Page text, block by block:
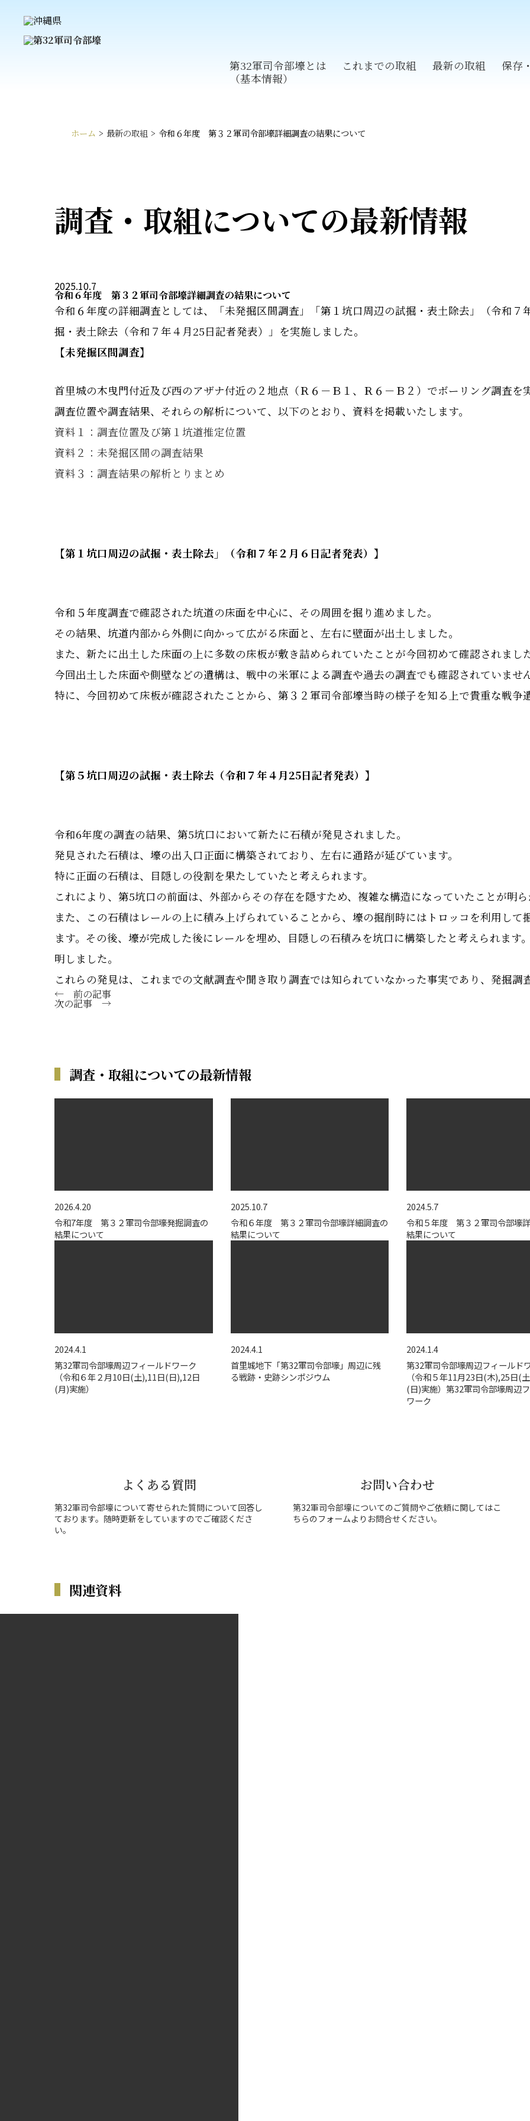
第32軍司令部壕とは
（基本情報）
これまでの取組 最新の取組 保存
ホーム > 最新の取組 > 令和６年度 第３２軍司令部壕詳細調査の結果について
調査・取組についての最新情報
2025.10.7
令和６年度 第３２軍司令部壕詳細調査の結果について
令和６年度の詳細調査としては、「未発掘区間調査」「第１坑口周辺の試掘・表土除去」（令和
掘・表土除去（令和７年４月25日記者発表）」を実施しました。
【未発掘区間調査】
首里城の木曳門付近及び西のアザナ付近の２地点（Ｒ６－Ｂ１、Ｒ６－Ｂ２）でボーリング調査を
調査位置や調査結果、それらの解析について、以下のとおり、資料を掲載いたします。
資料１：調査位置及び第１坑道推定位置
資料２：未発掘区間の調査結果
資料３：調査結果の解析とりまとめ
【第１坑口周辺の試掘・表土除去」（令和７年２月６日記者発表）】
令和５年度調査で確認された坑道の床面を中心に、その周囲を掘り進めました。
その結果、坑道内部から外側に向かって広がる床面と、左右に壁面が出土しました。
また、新たに出土した床面の上に多数の床板が敷き詰められていたことが今回初めて確認されました
今回出土した床面や側壁などの遺構は、戦中の米軍による調査や過去の調査でも確認されていませ
特に、今回初めて床板が確認されたことから、第３２軍司令部壕当時の様子を知る上で貴重な戦争
【第５坑口周辺の試掘・表土除去（令和７年４月25日記者発表）】
令和6年度の調査の結果、第5坑口において新たに石積が発見されました。
発見された石積は、壕の出入口正面に構築されており、左右に通路が延びています。
特に正面の石積は、目隠しの役割を果たしていたと考えられます。
これにより、第5坑口の前面は、外部からその存在を隠すため、複雑な構造になっていたことが明ら
また、この石積はレールの上に積み上げられていることから、壕の掘削時にはトロッコを利用して
ます。その後、壕が完成した後にレールを埋め、目隠しの石積みを坑口に構築したと考えられます
明しました。
これらの発見は、これまでの文献調査や聞き取り調査では知られていなかった事実であり、発掘調
← 前の記事
次の記事 →
調査・取組についての最新情報
2026.4.20
令和7年度 第３２軍司令部壕発掘調査の
結果について
2025.10.7
令和６年度 第３２軍司令部壕詳細調査の
結果について
2024.5.7
令和５年度 第３２軍司令部壕
結果について
2024.4.1
第32軍司令部壕周辺フィールドワーク
（令和６年２月10日(土),11日(日),12日
(月)実施）
2024.4.1
首里城地下「第32軍司令部壕」周辺に残
る戦跡・史跡シンポジウム
2024.1.4
第32軍司令部壕周辺フィールド
（令和５年11月23日(木),25日(
(日)実施）第32軍司令部壕周辺
ワーク
よくある質問
第32軍司令部壕について寄せられた質問について回答し
ております。随時更新をしていますのでご確認くださ
い。
お問い合わせ
第32軍司令部壕についてのご質問やご依頼に関してはこ
ちらのフォームよりお問合せください。
関連資料